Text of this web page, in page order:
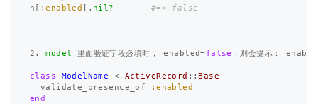
h [ :enabled ]. nil? #=> false
2 . model 里面验证字段必填时 ， enabled=false ， 则会提示 ：
class ModelName < ActiveRecord ::Base
validate_presence_of
:enabled
end